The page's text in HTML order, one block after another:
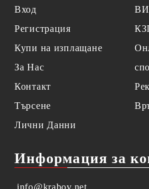
Вход
Регистрация
Купи на изплащане
За Нас
Контакт
Търсене
Лични Данни
Информация за
info@krabov.net